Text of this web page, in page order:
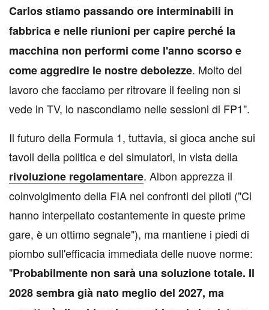
Carlos stiamo passando ore interminabili in
fabbrica e nelle riunioni per capire perché la
macchina non performi come l'anno scorso e
come aggredire le nostre debolezze. Molto del
lavoro che facciamo per ritrovare il feeling non si
vede in TV, lo nascondiamo nelle sessioni di FP1".
Il futuro della Formula 1, tuttavia, si gioca anche sui
tavoli della politica e dei simulatori, in vista della
rivoluzione regolamentare. Albon apprezza il
coinvolgimento della FIA nei confronti dei piloti ("Ci
hanno interpellato costantemente in queste prime
gare, è un ottimo segnale"), ma mantiene i piedi di
piombo sull'efficacia immediata delle nuove norme:
"Probabilmente non sarà una soluzione totale. Il
2028 sembra già nato meglio del 2027, ma